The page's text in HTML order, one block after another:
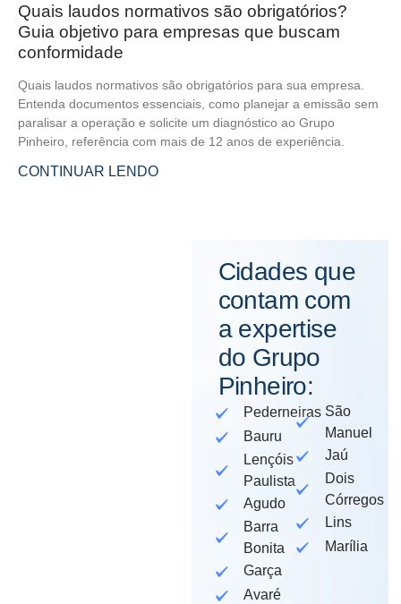
Quais laudos normativos são obrigatórios?
Guia objetivo para empresas que buscam
conformidade
Quais laudos normativos são obrigatórios para sua empresa.
Entenda documentos essenciais, como planejar a emissão sem
paralisar a operação e solicite um diagnóstico ao Grupo
Pinheiro, referência com mais de 12 anos de experiência.
CONTINUAR LENDO
Cidades que
contam com
a expertise
do Grupo
Pinheiro:
Pederneiras
Bauru
Lençóis
Paulista
Agudo
Barra
Bonita
São
Manuel
Jaú
Dois
Córregos
Lins
Marília
Garça
Avaré